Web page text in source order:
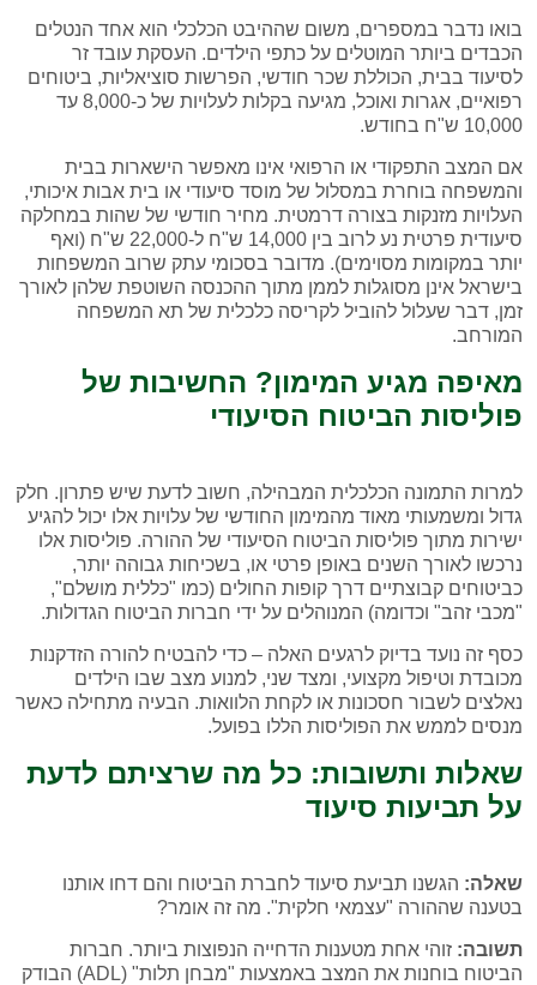
בואו נדבר במספרים, משום שההיבט הכלכלי הוא אחד הנטלים
הכבדים ביותר המוטלים על כתפי הילדים. העסקת עובד זר
לסיעוד בבית, הכוללת שכר חודשי, הפרשות סוציאליות, ביטוחים
רפואיים, אגרות ואוכל, מגיעה בקלות לעלויות של כ-8,000 עד
10,000 ש"ח בחודש.
אם המצב התפקודי או הרפואי אינו מאפשר הישארות בבית
והמשפחה בוחרת במסלול של מוסד סיעודי או בית אבות איכותי,
העלויות מזנקות בצורה דרמטית. מחיר חודשי של שהות במחלקה
סיעודית פרטית נע לרוב בין 14,000 ש"ח ל-22,000 ש"ח (ואף
יותר במקומות מסוימים). מדובר בסכומי עתק שרוב המשפחות
בישראל אינן מסוגלות לממן מתוך ההכנסה השוטפת שלהן לאורך
זמן, דבר שעלול להוביל לקריסה כלכלית של תא המשפחה
המורחב.
מאיפה מגיע המימון? החשיבות של
פוליסות הביטוח הסיעודי
למרות התמונה הכלכלית המבהילה, חשוב לדעת שיש פתרון. חלק
גדול ומשמעותי מאוד מהמימון החודשי של עלויות אלו יכול להגיע
ישירות מתוך פוליסות הביטוח הסיעודי של ההורה. פוליסות אלו
נרכשו לאורך השנים באופן פרטי או, בשכיחות גבוהה יותר,
כביטוחים קבוצתיים דרך קופות החולים (כמו "כללית מושלם",
"מכבי זהב" וכדומה) המנוהלים על ידי חברות הביטוח הגדולות.
כסף זה נועד בדיוק לרגעים האלה – כדי להבטיח להורה הזדקנות
מכובדת וטיפול מקצועי, ומצד שני, למנוע מצב שבו הילדים
נאלצים לשבור חסכונות או לקחת הלוואות. הבעיה מתחילה כאשר
מנסים לממש את הפוליסות הללו בפועל.
שאלות ותשובות: כל מה שרציתם לדעת
על תביעות סיעוד
שאלה: הגשנו תביעת סיעוד לחברת הביטוח והם דחו אותנו
בטענה שההורה "עצמאי חלקית". מה זה אומר?
תשובה: זוהי אחת מטענות הדחייה הנפוצות ביותר. חברות
הביטוח בוחנות את המצב באמצעות "מבחן תלות" (ADL) הבודק